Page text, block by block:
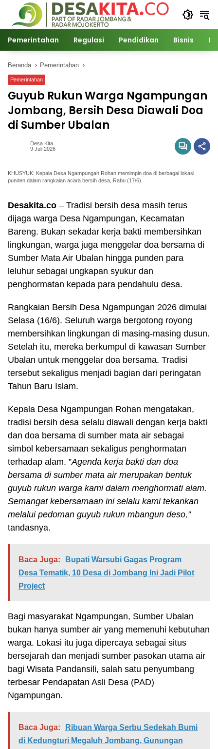
Langsung
konten
Pemerintahan Regulasi Pendidikan Bisnis
Beranda Pemerintahan
Pemerintahan
Guyub Rukun Warga Ngampungan
Jombang, Bersih Desa Diawali Doa
di Sumber Ubalan
Desa Kita
9 Juli 2026
KHUSYUK: Kepala Desa Ngampungan Rohan memimpin doa di berbagai lokasi
punden dalam rangkaian acara bersih desa, Rabu (17/6).
Desakita.co – Tradisi bersih desa masih terus
dijaga warga Desa Ngampungan, Kecamatan
Bareng. Bukan sekadar kerja bakti membersihkan
lingkungan, warga juga menggelar doa bersama di
Sumber Mata Air Ubalan hingga punden para
leluhur sebagai ungkapan syukur dan
penghormatan kepada para pendahulu desa.
Rangkaian Bersih Desa Ngampungan 2026 dimulai
Selasa (16/6). Seluruh warga bergotong royong
membersihkan lingkungan di masing-masing dusun.
Setelah itu, mereka berkumpul di kawasan Sumber
Ubalan untuk menggelar doa bersama. Tradisi
tersebut sekaligus menjadi bagian dari peringatan
Tahun Baru Islam.
Kepala Desa Ngampungan Rohan mengatakan,
tradisi bersih desa selalu diawali dengan kerja bakti
dan doa bersama di sumber mata air sebagai
simbol kebersamaan sekaligus penghormatan
terhadap alam. ”Agenda kerja bakti dan doa
bersama di sumber mata air merupakan bentuk
guyub rukun warga kami dalam menghormati alam.
Semangat kebersamaan ini selalu kami tekankan
melalui pedoman guyub rukun mbangun deso,”
tandasnya.
Baca Juga:
Bupati Warsubi Gagas Program
Desa Tematik, 10 Desa di Jombang Ini Jadi Pilot
Project
Bagi masyarakat Ngampungan, Sumber Ubalan
bukan hanya sumber air yang memenuhi kebutuhan
warga. Lokasi itu juga dipercaya sebagai situs
bersejarah dan menjadi sumber pasokan utama air
bagi Wisata Pandansili, salah satu penyumbang
terbesar Pendapatan Asli Desa (PAD)
Ngampungan.
Baca Juga:
Ribuan Warga Serbu Sedekah Bumi
di Kedungturi Megaluh Jombang, Gunungan